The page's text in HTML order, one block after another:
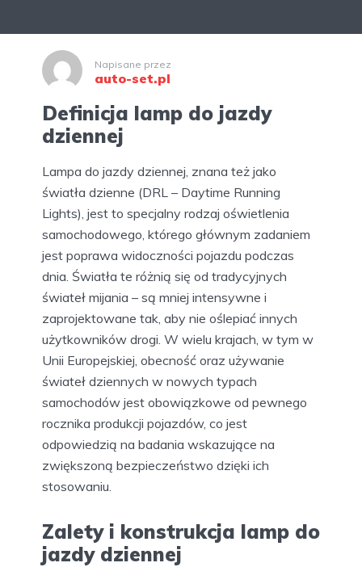
Napisane przez
auto-set.pl
Definicja lamp do jazdy
dziennej
Lampa do jazdy dziennej, znana też jako
światła dzienne (DRL – Daytime Running
Lights), jest to specjalny rodzaj oświetlenia
samochodowego, którego głównym zadaniem
jest poprawa widoczności pojazdu podczas
dnia. Światła te różnią się od tradycyjnych
świateł mijania – są mniej intensywne i
zaprojektowane tak, aby nie oślepiać innych
użytkowników drogi. W wielu krajach, w tym w
Unii Europejskiej, obecność oraz używanie
świateł dziennych w nowych typach
samochodów jest obowiązkowe od pewnego
rocznika produkcji pojazdów, co jest
odpowiedzią na badania wskazujące na
zwiększoną bezpieczeństwo dzięki ich
stosowaniu.
Zalety i konstrukcja lamp do
jazdy dziennej